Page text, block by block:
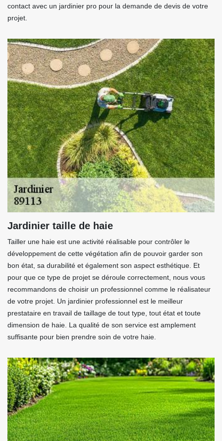
contact avec un jardinier pro pour la demande de devis de votre
projet.
Jardinier taille de haie
Tailler une haie est une activité réalisable pour contrôler le
développement de cette végétation afin de pouvoir garder son
bon état, sa durabilité et également son aspect esthétique. Et
pour que ce type de projet se déroule correctement, nous vous
recommandons de choisir un professionnel comme le réalisateur
de votre projet. Un jardinier professionnel est le meilleur
prestataire en travail de taillage de tout type, tout état et toute
dimension de haie. La qualité de son service est amplement
suffisante pour bien prendre soin de votre haie.